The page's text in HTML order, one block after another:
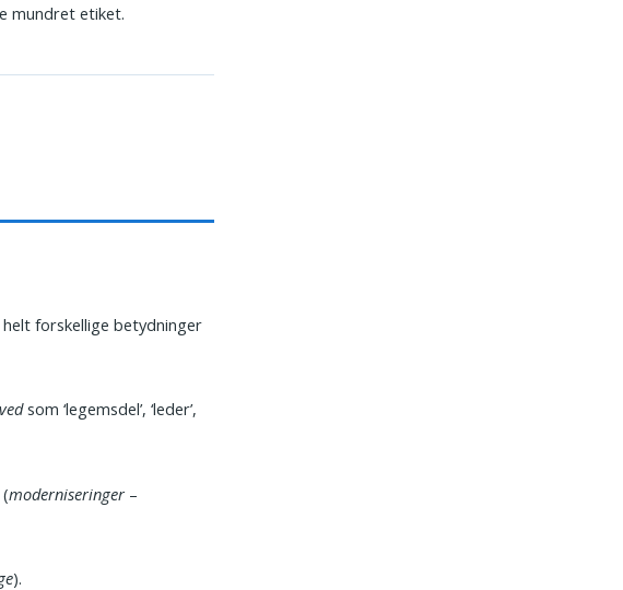
mundret etiket.
forskellige betydninger
som ‘legemsdel’, ‘leder’,
(moderniseringer –
).